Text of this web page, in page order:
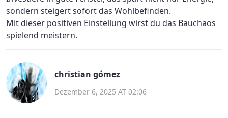
sondern steigert sofort das Wohlbefinden.
Mit dieser positiven Einstellung wirst du das Bauchaos
spielend meistern.
christian gómez
Dezember 6, 2025 AT 02:06